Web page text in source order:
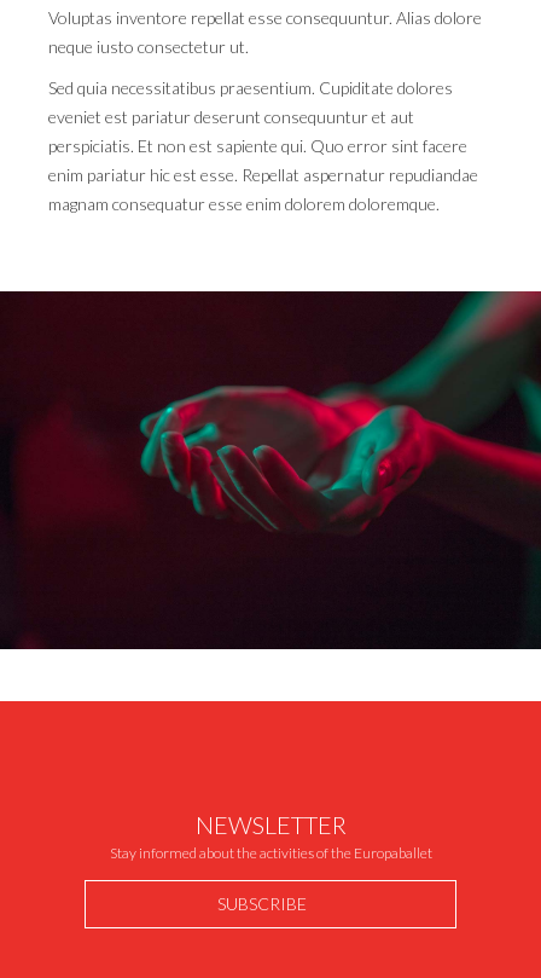
Voluptas inventore repellat esse consequuntur. Alias dolore
neque iusto consectetur ut.
Sed quia necessitatibus praesentium. Cupiditate dolores
eveniet est pariatur deserunt consequuntur et aut
perspiciatis. Et non est sapiente qui. Quo error sint facere
enim pariatur hic est esse. Repellat aspernatur repudiandae
magnam consequatur esse enim dolorem doloremque.
NEWSLETTER
Stay informed about the activities of the Europaballet
SUBSCRIBE